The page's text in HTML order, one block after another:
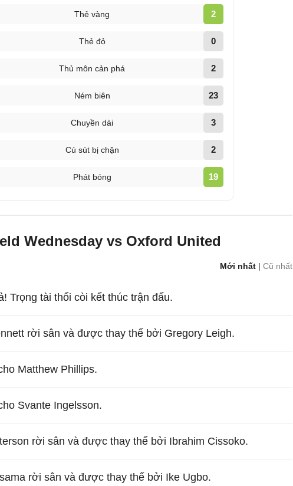
Thẻ vàng 2
Thẻ đỏ 0
Thủ môn cản phá 2
Ném biên 23
Chuyền dài 3
Cú sút bị chặn 2
Phát bóng 19
Wednesday vs Oxford United
Mới nhất |Cũ nhất
Trọng tài thổi còi kết thúc trận đấu.
rời sân và được thay thế bởi Gregory Leigh.
Matthew Phillips.
Svante Ingelsson.
rời sân và được thay thế bởi Ibrahim Cissoko.
rời sân và được thay thế bởi Ike Ugbo.